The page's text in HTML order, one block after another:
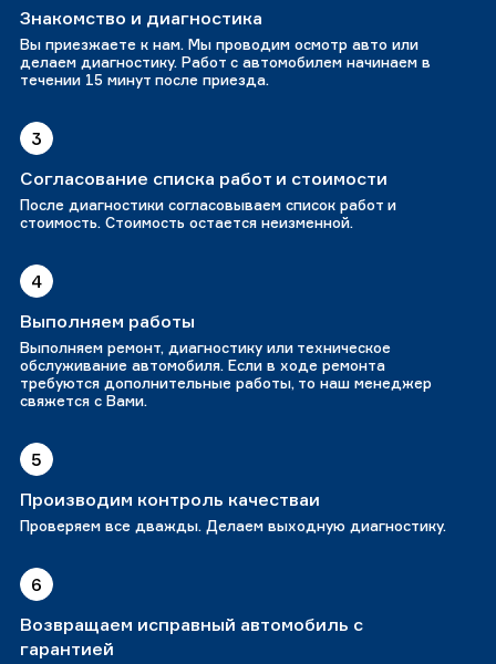
Знакомство и диагностика
Вы приезжаете к нам. Мы проводим осмотр авто или
делаем диагностику. Работ с автомобилем начинаем в
течении 15 минут после приезда.
3
Согласование списка работ и стоимости
После диагностики согласовываем список работ и
стоимость. Стоимость остается неизменной.
4
Выполняем работы
Выполняем ремонт, диагностику или техническое
обслуживание автомобиля. Если в ходе ремонта
требуются дополнительные работы, то наш менеджер
свяжется с Вами.
5
Производим контроль качестваи
Проверяем все дважды. Делаем выходную диагностику.
6
Возвращаем исправный автомобиль с
гарантией